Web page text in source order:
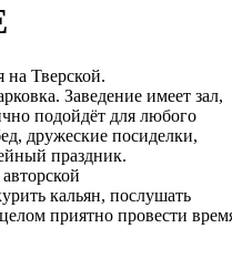
на Тверской.
Заведение имеет зал,
подойдёт для любого
дружеские посиделки,
праздник.
кальян, послушать
приятно провести